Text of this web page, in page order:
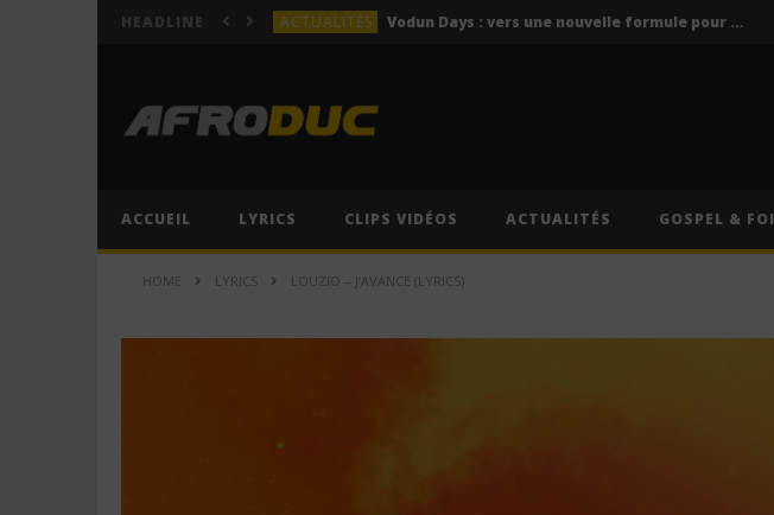
HEADLINE ACTUALITÉS Vodun Days : vers une nouvelle formule pour le grand rendez-vous culturel du Bénin ?
LYRICS Anitta – Azul (Lyrics & Traduction Française)
ACTUALITÉS Vodun Days : vers une nouvelle formule pour le grand rendez-vous culturel du Bénin ?
ACCUEIL LYRICS CLIPS VIDÉOS ACTUALITÉS GOSPEL & FOI
HOME LYRICS LOUZIO – J’AVANCE (LYRICS)